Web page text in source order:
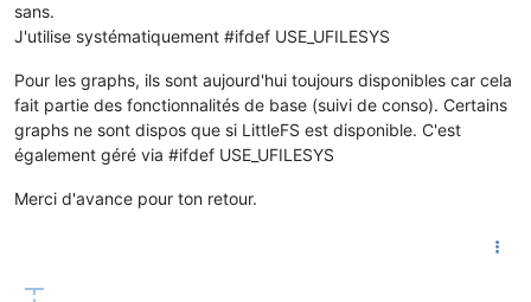
sans.
J'utilise systématiquement #ifdef USE_UFILESYS
Pour les graphs, ils sont aujourd'hui toujours disponibles car cela
fait partie des fonctionnalités de base (suivi de conso). Certains
graphs ne sont dispos que si LittleFS est disponible. C'est
également géré via #ifdef USE_UFILESYS
Merci d'avance pour ton retour.